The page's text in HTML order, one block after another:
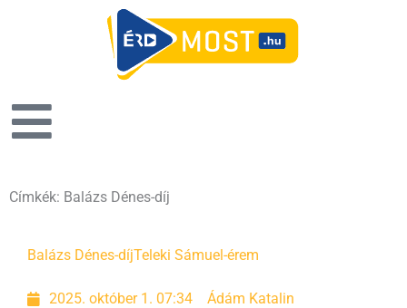
Címkék: Balázs Dénes-díj
Balázs Dénes-díjTeleki Sámuel-érem
2025. október 1. 07:34 Ádám Katalin